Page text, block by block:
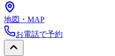
地図・MAP
お電話で予約